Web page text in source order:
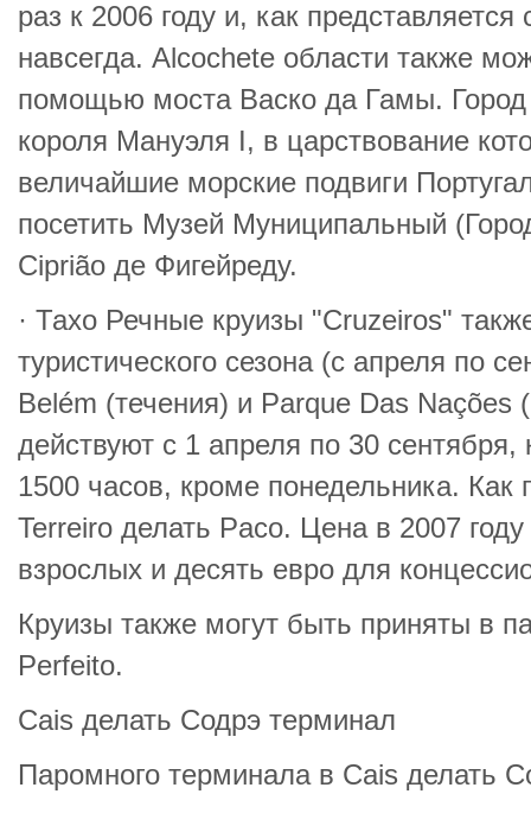
раз к 2006 году и, как представляется
навсегда. Alcochete области также
помощью моста Васко да Гамы.
короля Мануэля I, в царствование
величайшие морские подвиги
посетить Музей Муниципальный
Ciprião де Фигейреду.
· Тахо Речные круизы "Cruzeiros"
туристического сезона (с апреля по
Belém (течения) и Parque Das
действуют с 1 апреля по 30 сентября,
1500 часов, кроме понедельника. Как
Terreiro делать Paco. Цена в 2007
взрослых и десять евро для
Круизы также могут быть приняты в
Perfeito.
Cais делать Содрэ терминал
Паромного терминала в Cais делать